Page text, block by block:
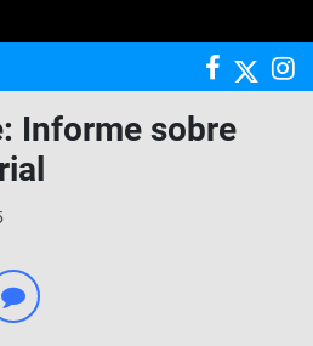
Informe sobre